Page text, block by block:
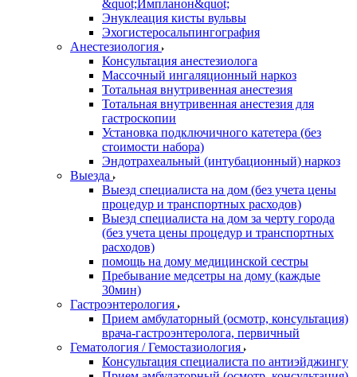
&quot;Импланон&quot;
Энуклеация кисты вульвы
Эхогистеросальпингография
Анестезиология
Консультация анестезиолога
Массочный ингаляционный наркоз
Тотальная внутривенная анестезия
Тотальная внутривенная анестезия для
гастроскопии
Установка подключичного катетера (без
стоимости набора)
Эндотрахеальный (интубационный) наркоз
Выезда
Выезд специалиста на дом (без учета цены
процедур и транспортных расходов)
Выезд специалиста на дом за черту города
(без учета цены процедур и транспортных
расходов)
помощь на дому медицинской сестры
Пребывание медсетры на дому (каждые
30мин)
Гастроэнтерология
Прием амбулаторный (осмотр, консультация)
врача-гастроэнтеролога, первичный
Гематология / Гемостазиология
Консультация специалиста по антиэйджингу